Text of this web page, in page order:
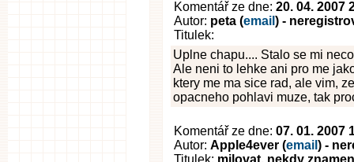
Komentář ze dne: 20. 04. 2007
Autor: peta (email ) -
Titulek:
Uplne chapu.... Stalo se mi
Ale neni to lehke ani pro me
ktery me ma sice rad, ale vim,
opacneho pohlavi muze, tak
Komentář ze dne: 07. 01. 2007
Autor: Apple4ever (email ) -
Titulek: milovat, nekdy